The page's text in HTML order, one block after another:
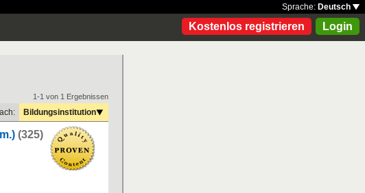
Sprache: Deutsch
Kostenlos registrieren Login
1-1 von 1 Ergebnissen
Bildungsinstitution
(325)